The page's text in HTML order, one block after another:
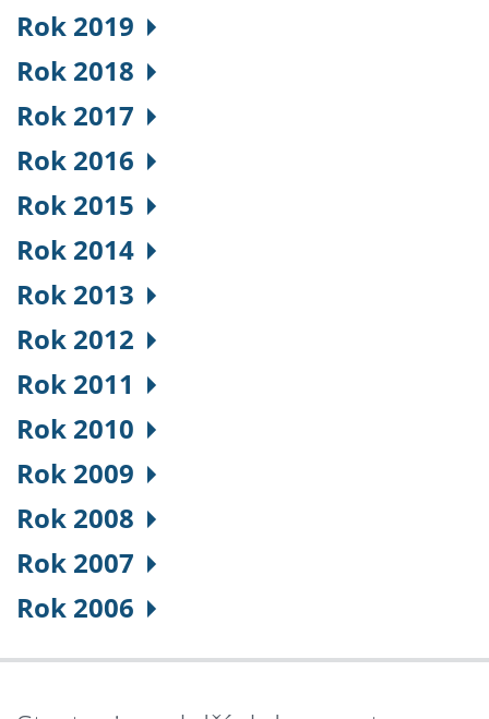
Rok 2019
Rok 2018
Rok 2017
Rok 2016
Rok 2015
Rok 2014
Rok 2013
Rok 2012
Rok 2011
Rok 2010
Rok 2009
Rok 2008
Rok 2007
Rok 2006